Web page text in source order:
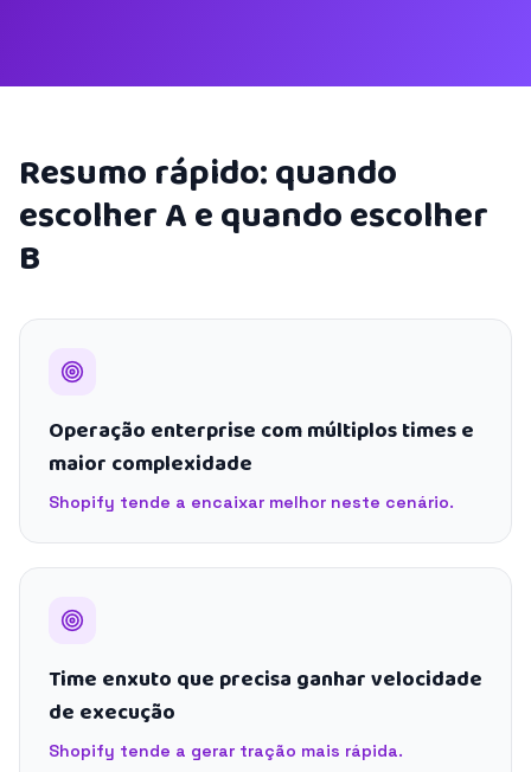
Resumo rápido: quando
escolher A e quando escolher
B
Operação enterprise com múltiplos times e
maior complexidade
Shopify tende a encaixar melhor neste cenário.
Time enxuto que precisa ganhar velocidade
de execução
Shopify tende a gerar tração mais rápida.